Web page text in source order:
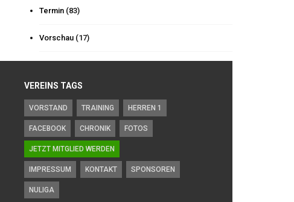
Termin (83)
Vorschau (17)
VEREINS TAGS
VORSTAND TRAINING HERREN 1
FACEBOOK CHRONIK FOTOS
JETZT MITGLIED WERDEN
IMPRESSUM KONTAKT SPONSOREN
NULIGA